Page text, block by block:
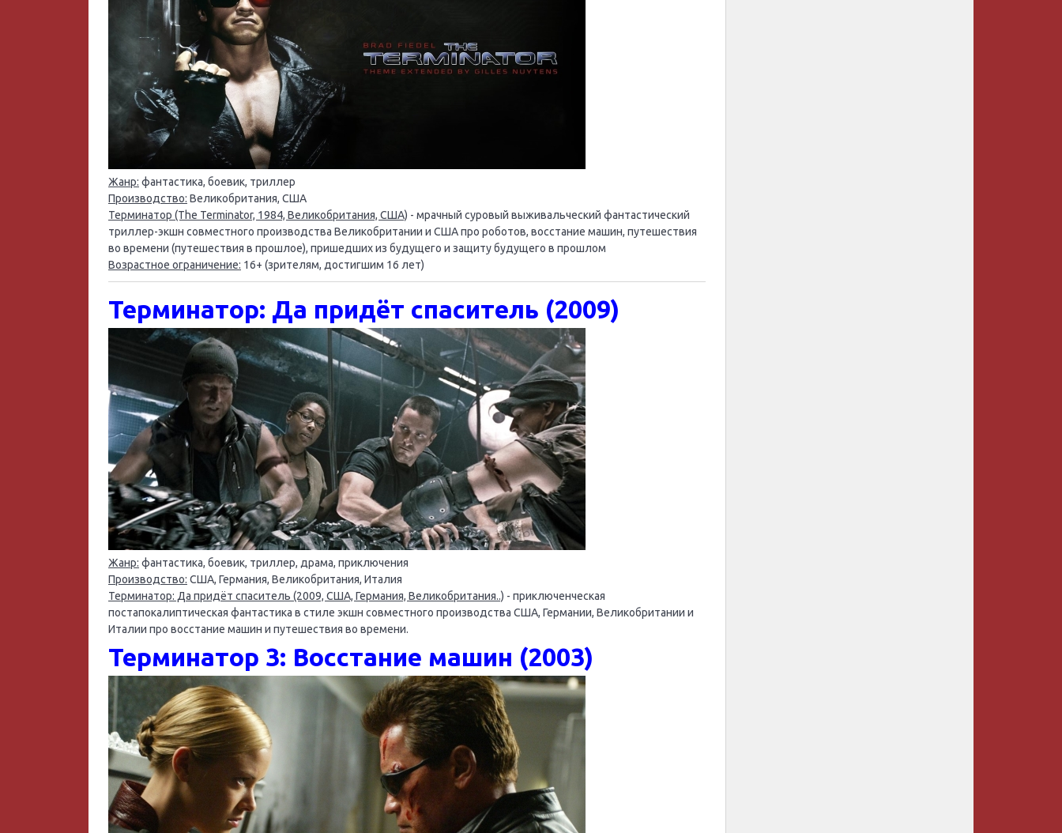
Жанр: фантастика, боевик, триллер
Производство: Великобритания, США
Терминатор (The Terminator, 1984, Великобритания, США) - мрачный суровый выживальческий фантастический
триллер-экшн совместного производства Великобритании и США про роботов, восстание машин, путешествия
во времени (путешествия в прошлое), пришедших из будущего и защиту будущего в прошлом
Возрастное ограничение: 16+ (зрителям, достигшим 16 лет)
Терминатор: Да придёт спаситель (2009)
Жанр: фантастика, боевик, триллер, драма, приключения
Производство: США, Германия, Великобритания, Италия
Терминатор: Да придёт спаситель (2009, США, Германия, Великобритания..) - приключенческая
постапокалиптическая фантастика в стиле экшн совместного производства США, Германии, Великобритании и
Италии про восстание машин и путешествия во времени.
Терминатор 3: Восстание машин (2003)